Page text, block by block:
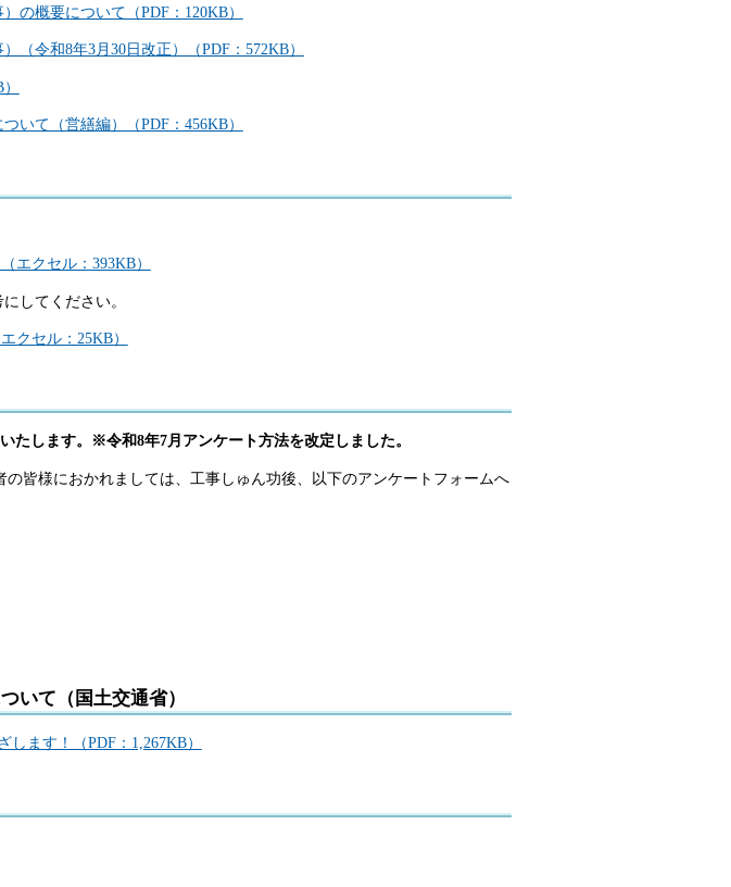
の概要について（PDF：120KB）
（令和8年3月30日改正）（PDF：572KB）
いて（営繕編）（PDF：456KB）
エクセル：393KB）
してください。
クセル：25KB）
たします。※令和8年7月アンケート方法を改定しました。
皆様におかれましては、工事しゅん功後、以下のアンケートフォームへ
いて（国土交通省）
ます！（PDF：1,267KB）